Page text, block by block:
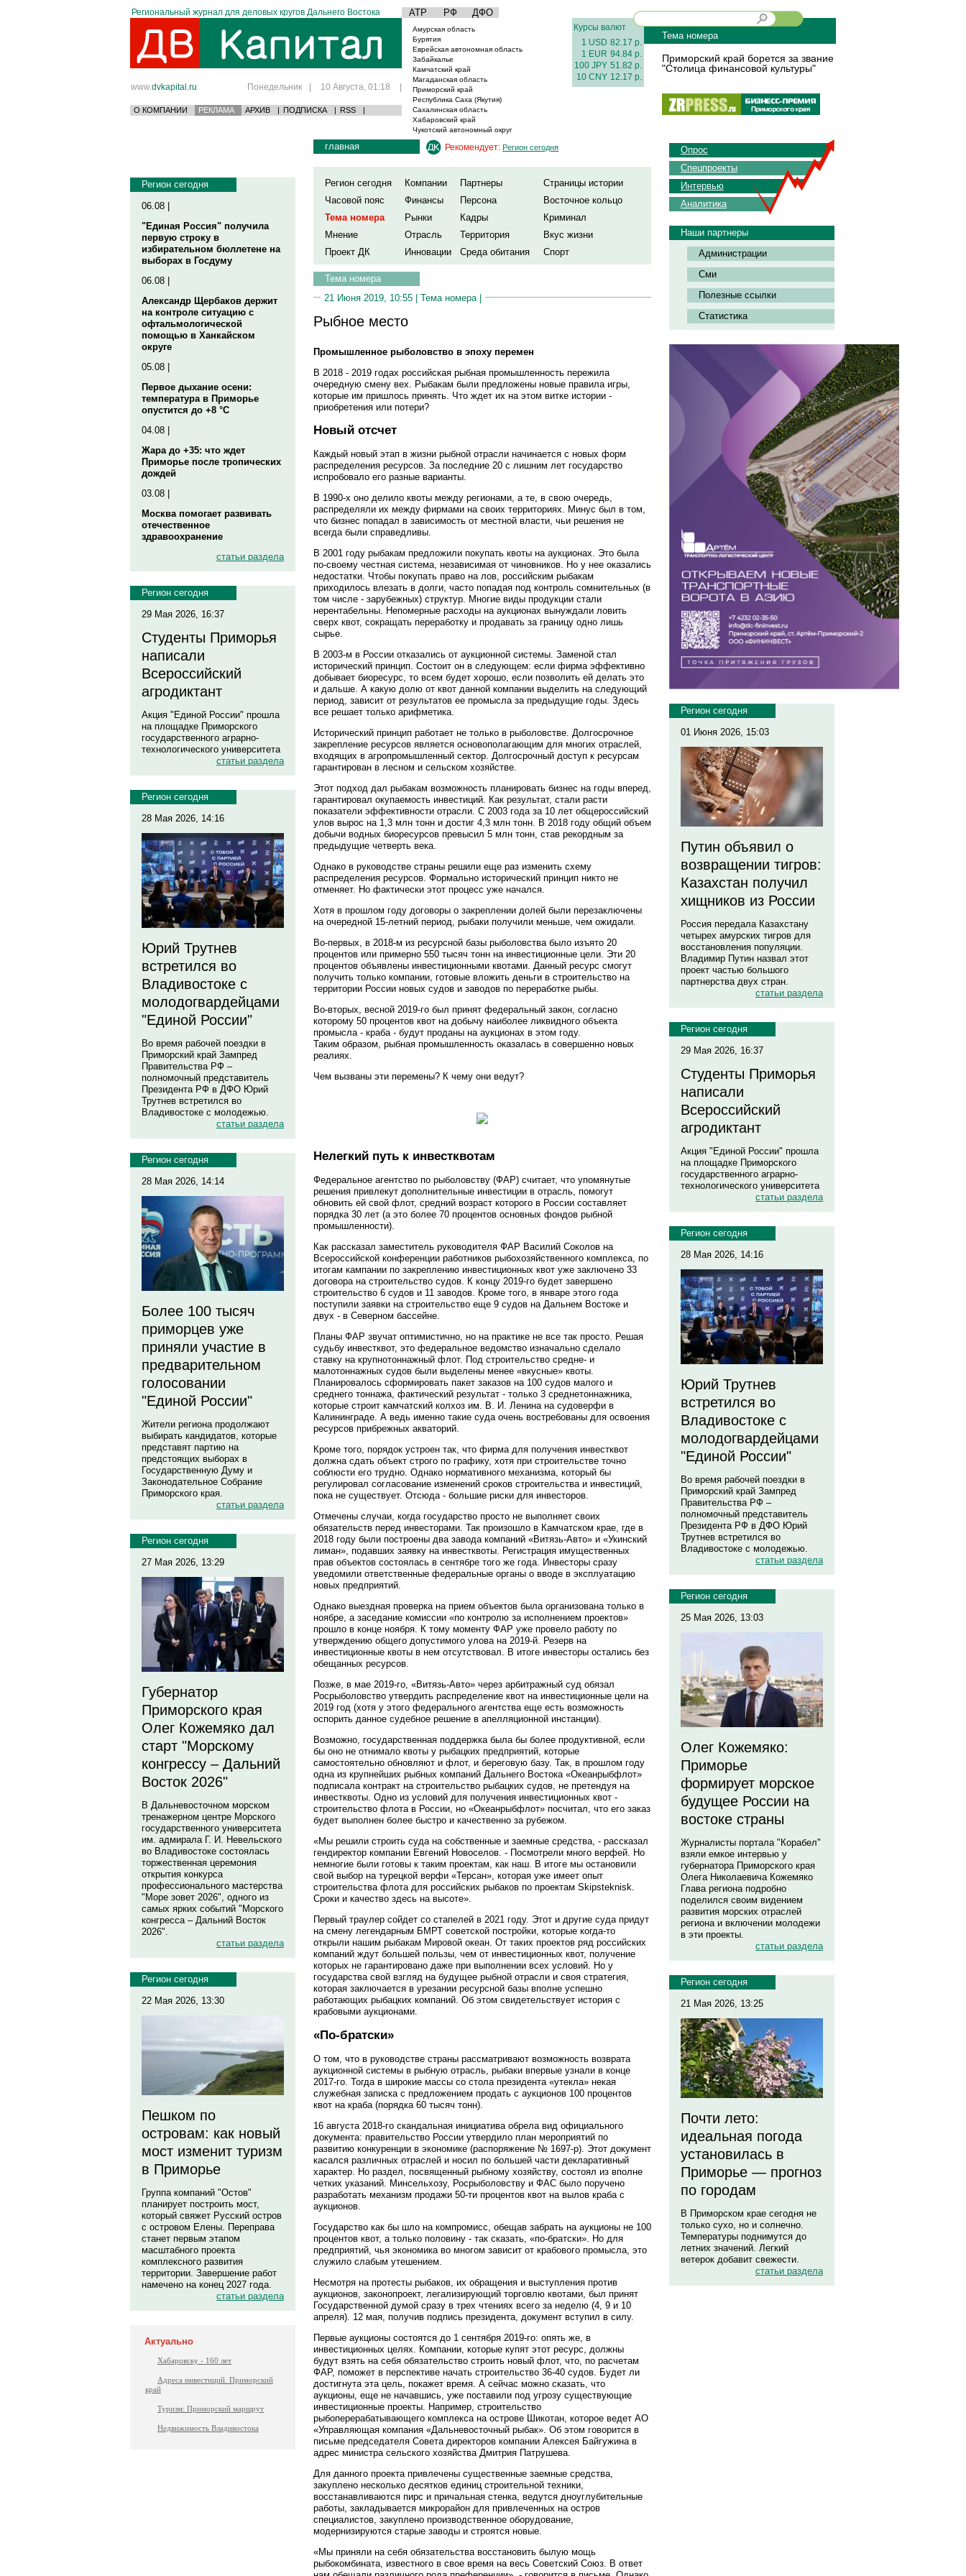
Региональный журнал для деловых кругов Дальнего Востока АТР РФ ДФО
www.dvkapital.ru Понедельник | 10 Августа, 01:18 |
О КОМПАНИИ РЕКЛАМА АРХИВ | ПОДПИСКА | RSS |
Амурская область
Бурятия
Еврейская автономная область
Забайкалье
Камчатский край
Магаданская область
Приморский край
Республика Саха (Якутия)
Сахалинская область
Хабаровский край
Чукотский автономный округ
Курсы валют
1 USD 82.17 р.
1 EUR 94.84 р.
100 JPY 51.82 р.
10 CNY 12.17 р.
Тема номера
Приморский край борется за звание
"Столица финансовой культуры"
Регион сегодня
06.08 |
"Единая Россия" получила
первую строку в
избирательном бюллетене на
выборах в Госдуму
06.08 |
Александр Щербаков держит
на контроле ситуацию с
офтальмологической
помощью в Ханкайском
округе
05.08 |
Первое дыхание осени:
температура в Приморье
опустится до +8 °C
04.08 |
Жара до +35: что ждет
Приморье после тропических
дождей
03.08 |
Москва помогает развивать
отечественное
здравоохранение
статьи раздела
Регион сегодня
29 Мая 2026, 16:37
Студенты Приморья
написали
Всероссийский
агродиктант
Акция "Единой России" прошла
на площадке Приморского
государственного аграрно-
технологического университета
статьи раздела
Регион сегодня
28 Мая 2026, 14:16
Юрий Трутнев
встретился во
Владивостоке с
молодогвардейцами
"Единой России"
Во время рабочей поездки в
Приморский край Зампред
Правительства РФ –
полномочный представитель
Президента РФ в ДФО Юрий
Трутнев встретился во
Владивостоке с молодежью.
статьи раздела
Регион сегодня
28 Мая 2026, 14:14
Более 100 тысяч
приморцев уже
приняли участие в
предварительном
голосовании
"Единой России"
Жители региона продолжают
выбирать кандидатов, которые
представят партию на
предстоящих выборах в
Государственную Думу и
Законодательное Собрание
Приморского края.
статьи раздела
Регион сегодня
27 Мая 2026, 13:29
Губернатор
Приморского края
Олег Кожемяко дал
старт "Морскому
конгрессу – Дальний
Восток 2026"
В Дальневосточном морском
тренажерном центре Морского
государственного университета
им. адмирала Г. И. Невельского
во Владивостоке состоялась
торжественная церемония
открытия конкурса
профессионального мастерства
"Море зовет 2026", одного из
самых ярких событий "Морского
конгресса – Дальний Восток
2026".
статьи раздела
Регион сегодня
22 Мая 2026, 13:30
Пешком по
островам: как новый
мост изменит туризм
в Приморье
Группа компаний "Остов"
планирует построить мост,
который свяжет Русский остров
с островом Елены. Переправа
станет первым этапом
масштабного проекта
комплексного развития
территории. Завершение работ
намечено на конец 2027 года.
статьи раздела
Актуально
Хабаровску - 160 лет
Адреса инвестиций. Приморский
край
Туризм: Приморский маршрут
Недвижимость Владивостока
главная Рекомендует: Регион сегодня
Регион сегодня Компании Партнеры
Страницы истории
Часовой пояс
Финансы Персона
Восточное кольцо
Тема номера
Рынки Кадры
Криминал
Мнение
Отрасль Территория
Вкус жизни
Проект ДК
Инновации Среда обитания Спорт
Тема номера
21 Июня 2019, 10:55 | Тема номера |
Рыбное место
Промышленное рыболовство в эпоху перемен
В 2018 - 2019 годах российская рыбная промышленность пережила
очередную смену вех. Рыбакам были предложены новые правила игры,
которые им пришлось принять. Что ждет их на этом витке истории -
приобретения или потери?
Новый отсчет
Каждый новый этап в жизни рыбной отрасли начинается с новых форм
распределения ресурсов. За последние 20 с лишним лет государство
испробовало его разные варианты.
В 1990-х оно делило квоты между регионами, а те, в свою очередь,
распределяли их между фирмами на своих территориях. Минус был в том,
что бизнес попадал в зависимость от местной власти, чьи решения не
всегда были справедливы.
В 2001 году рыбакам предложили покупать квоты на аукционах. Это была
по-своему честная система, независимая от чиновников. Но у нее оказались
недостатки. Чтобы покупать право на лов, российским рыбакам
приходилось влезать в долги, часто попадая под контроль сомнительных (в
том числе - зарубежных) структур. Многие виды продукции стали
нерентабельны. Непомерные расходы на аукционах вынуждали ловить
сверх квот, сокращать переработку и продавать за границу одно лишь
сырье.
В 2003-м в России отказались от аукционной системы. Заменой стал
исторический принцип. Состоит он в следующем: если фирма эффективно
добывает биоресурс, то всем будет хорошо, если позволить ей делать это
и дальше. А какую долю от квот данной компании выделить на следующий
период, зависит от результатов ее промысла за предыдущие годы. Здесь
все решает только арифметика.
Исторический принцип работает не только в рыболовстве. Долгосрочное
закрепление ресурсов является основополагающим для многих отраслей,
входящих в агропромышленный сектор. Долгосрочный доступ к ресурсам
гарантирован в лесном и сельском хозяйстве.
Этот подход дал рыбакам возможность планировать бизнес на годы вперед,
гарантировал окупаемость инвестиций. Как результат, стали расти
показатели эффективности отрасли. С 2003 года за 10 лет общероссийский
улов вырос на 1,3 млн тонн и достиг 4,3 млн тонн. В 2018 году общий объем
добычи водных биоресурсов превысил 5 млн тонн, став рекордным за
предыдущие четверть века.
Однако в руководстве страны решили еще раз изменить схему
распределения ресурсов. Формально исторический принцип никто не
отменяет. Но фактически этот процесс уже начался.
Хотя в прошлом году договоры о закреплении долей были перезаключены
на очередной 15-летний период, рыбаки получили меньше, чем ожидали.
Во-первых, в 2018-м из ресурсной базы рыболовства было изъято 20
процентов или примерно 550 тысяч тонн на инвестиционные цели. Эти 20
процентов объявлены инвестиционными квотами. Данный ресурс смогут
получить только компании, готовые вложить деньги в строительство на
территории России новых судов и заводов по переработке рыбы.
Во-вторых, весной 2019-го был принят федеральный закон, согласно
которому 50 процентов квот на добычу наиболее ликвидного объекта
промысла - краба - будут проданы на аукционах в этом году.
Таким образом, рыбная промышленность оказалась в совершенно новых
реалиях.
Чем вызваны эти перемены? К чему они ведут?
Нелегкий путь к инвестквотам
Федеральное агентство по рыболовству (ФАР) считает, что упомянутые
решения привлекут дополнительные инвестиции в отрасль, помогут
обновить ей свой флот, средний возраст которого в России составляет
порядка 30 лет (а это более 70 процентов основных фондов рыбной
промышленности).
Как рассказал заместитель руководителя ФАР Василий Соколов на
Всероссийской конференции работников рыбохозяйственного комплекса, по
итогам кампании по закреплению инвестиционных квот уже заключено 33
договора на строительство судов. К концу 2019-го будет завершено
строительство 6 судов и 11 заводов. Кроме того, в январе этого года
поступили заявки на строительство еще 9 судов на Дальнем Востоке и
двух - в Северном бассейне.
Планы ФАР звучат оптимистично, но на практике не все так просто. Решая
судьбу инвестквот, это федеральное ведомство изначально сделало
ставку на крупнотоннажный флот. Под строительство средне- и
малотоннажных судов были выделены менее «вкусные» квоты.
Планировалось сформировать пакет заказов на 100 судов малого и
среднего тоннажа, фактический результат - только 3 среднетоннажника,
которые строит камчатский колхоз им. В. И. Ленина на судоверфи в
Калининграде. А ведь именно такие суда очень востребованы для освоения
ресурсов прибрежных акваторий.
Кроме того, порядок устроен так, что фирма для получения инвестквот
должна сдать объект строго по графику, хотя при строительстве точно
соблюсти его трудно. Однако нормативного механизма, который бы
регулировал согласование изменений сроков строительства и инвестиций,
пока не существует. Отсюда - большие риски для инвесторов.
Отмечены случаи, когда государство просто не выполняет своих
обязательств перед инвесторами. Так произошло в Камчатском крае, где в
2018 году были построены два завода компаний «Витязь-Авто» и «Укинский
лиман», подавших заявку на инвестквоты. Регистрация имущественных
прав объектов состоялась в сентябре того же года. Инвесторы сразу
уведомили ответственные федеральные органы о вводе в эксплуатацию
новых предприятий.
Однако выездная проверка на прием объектов была организована только в
ноябре, а заседание комиссии «по контролю за исполнением проектов»
прошло в конце ноября. К тому моменту ФАР уже провело работу по
утверждению общего допустимого улова на 2019-й. Резерв на
инвестиционные квоты в нем отсутствовал. В итоге инвесторы остались без
обещанных ресурсов.
Позже, в мае 2019-го, «Витязь-Авто» через арбитражный суд обязал
Росрыболовство утвердить распределение квот на инвестиционные цели на
2019 год (хотя у этого федерального агентства еще есть возможность
оспорить данное судебное решение в апелляционной инстанции).
Возможно, государственная поддержка была бы более продуктивной, если
бы оно не отнимало квоты у рыбацких предприятий, которые
самостоятельно обновляют и флот, и береговую базу. Так, в прошлом году
одна из крупнейших рыбных компаний Дальнего Востока «Океанрыбфлот»
подписала контракт на строительство рыбацких судов, не претендуя на
инвестквоты. Одно из условий для получения инвестиционных квот -
строительство флота в России, но «Океанрыбфлот» посчитал, что его заказ
будет выполнен более быстро и качественно за рубежом.
«Мы решили строить суда на собственные и заемные средства, - рассказал
гендиректор компании Евгений Новоселов. - Посмотрели много верфей. Но
немногие были готовы к таким проектам, как наш. В итоге мы остановили
свой выбор на турецкой верфи «Терсан», которая уже имеет опыт
строительства флота для российских рыбаков по проектам Skipsteknisk.
Сроки и качество здесь на высоте».
Первый траулер сойдет со стапелей в 2021 году. Этот и другие суда придут
на смену легендарным БМРТ советской постройки, которые когда-то
открыли нашим рыбакам Мировой океан. От таких проектов ряд российских
компаний ждут большей пользы, чем от инвестиционных квот, получение
которых не гарантировано даже при выполнении всех условий. Но у
государства свой взгляд на будущее рыбной отрасли и своя стратегия,
которая заключается в урезании ресурсной базы вполне успешно
работающих рыбацких компаний. Об этом свидетельствует история с
крабовыми аукционами.
«По-братски»
О том, что в руководстве страны рассматривают возможность возврата
аукционной системы в рыбную отрасль, рыбаки впервые узнали в конце
2017-го. Тогда в широкие массы со стола президента «утекла» некая
служебная записка с предложением продать с аукционов 100 процентов
квот на краба (порядка 60 тысяч тонн).
16 августа 2018-го скандальная инициатива обрела вид официального
документа: правительство России утвердило план мероприятий по
развитию конкуренции в экономике (распоряжение № 1697-р). Этот документ
касался различных отраслей и носил по большей части декларативный
характер. Но раздел, посвященный рыбному хозяйству, состоял из вполне
четких указаний. Минсельхозу, Росрыболовству и ФАС было поручено
разработать механизм продажи 50-ти процентов квот на вылов краба с
аукционов.
Государство как бы шло на компромисс, обещав забрать на аукционы не 100
процентов квот, а только половину - так сказать, «по-братски». Но для
предприятий, чья экономика во многом зависит от крабового промысла, это
служило слабым утешением.
Несмотря на протесты рыбаков, их обращения и выступления против
аукционов, законопроект, легализирующий торговлю квотами, был принят
Государственной думой сразу в трех чтениях всего за неделю (4, 9 и 10
апреля). 12 мая, получив подпись президента, документ вступил в силу.
Первые аукционы состоятся до 1 сентября 2019-го: опять же, в
инвестиционных целях. Компании, которые купят этот ресурс, должны
будут взять на себя обязательство строить новый флот, что, по расчетам
ФАР, поможет в перспективе начать строительство 36-40 судов. Будет ли
достигнута эта цель, покажет время. А сейчас можно сказать, что
аукционы, еще не начавшись, уже поставили под угрозу существующие
инвестиционные проекты. Например, строительство
рыбоперерабатывающего комплекса на острове Шикотан, которое ведет АО
«Управляющая компания «Дальневосточный рыбак». Об этом говорится в
письме председателя Совета директоров компании Алексея Байгужина в
адрес министра сельского хозяйства Дмитрия Патрушева.
Для данного проекта привлечены существенные заемные средства,
закуплено несколько десятков единиц строительной техники,
восстанавливаются пирс и причальная стенка, ведутся дноуглубительные
работы, закладывается микрорайон для привлеченных на остров
специалистов, закуплено производственное оборудование,
модернизируются старые заводы и строятся новые.
«Мы приняли на себя обязательства восстановить былую мощь
рыбокомбината, известного в свое время на весь Советский Союз. В ответ
Опрос
Спецпроекты
Интервью
Аналитика
Наши партнеры
Администрации
Сми
Полезные ссылки
Статистика
Регион сегодня
01 Июня 2026, 15:03
Путин объявил о
возвращении тигров:
Казахстан получил
хищников из России
Россия передала Казахстану
четырех амурских тигров для
восстановления популяции.
Владимир Путин назвал этот
проект частью большого
партнерства двух стран.
статьи раздела
Регион сегодня
29 Мая 2026, 16:37
Студенты Приморья
написали
Всероссийский
агродиктант
Акция "Единой России" прошла
на площадке Приморского
государственного аграрно-
технологического университета
статьи раздела
Регион сегодня
28 Мая 2026, 14:16
Юрий Трутнев
встретился во
Владивостоке с
молодогвардейцами
"Единой России"
Во время рабочей поездки в
Приморский край Зампред
Правительства РФ –
полномочный представитель
Президента РФ в ДФО Юрий
Трутнев встретился во
Владивостоке с молодежью.
статьи раздела
Регион сегодня
25 Мая 2026, 13:03
Олег Кожемяко:
Приморье
формирует морское
будущее России на
востоке страны
Журналисты портала "Корабел"
взяли емкое интервью у
губернатора Приморского края
Олега Николаевича Кожемяко
Глава региона подробно
поделился своим видением
развития морских отраслей
региона и включении молодежи
в эти проекты.
статьи раздела
Регион сегодня
21 Мая 2026, 13:25
Почти лето:
идеальная погода
установилась в
Приморье — прогноз
по городам
В Приморском крае сегодня не
только сухо, но и солнечно.
Температуры поднимутся до
летних значений. Легкий
ветерок добавит свежести.
статьи раздела